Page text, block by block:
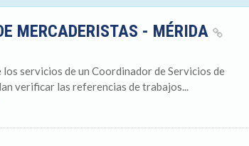
MERCADERISTAS - MÉRIDA
servicios de un Coordinador de Servicios de
verificar las referencias de trabajos...